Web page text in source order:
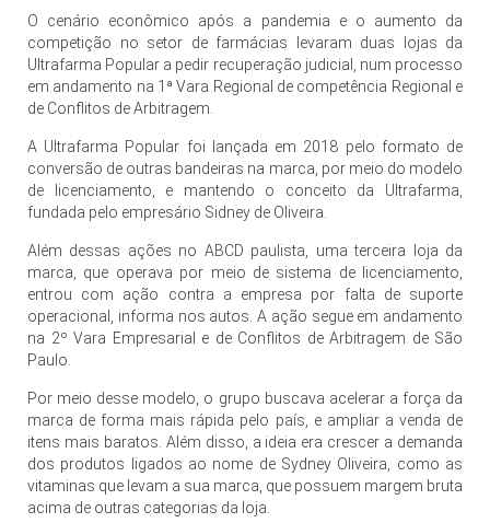
O cenário econômico após a pandemia e o aumento da
competição no setor de farmácias levaram duas lojas da
Ultrafarma Popular a pedir recuperação judicial, num processo
em andamento na 1ª Vara Regional de competência Regional e
de Conflitos de Arbitragem.
A Ultrafarma Popular foi lançada em 2018 pelo formato de
conversão de outras bandeiras na marca, por meio do modelo
de licenciamento, e mantendo o conceito da Ultrafarma,
fundada pelo empresário Sidney de Oliveira.
Além dessas ações no ABCD paulista, uma terceira loja da
marca, que operava por meio de sistema de licenciamento,
entrou com ação contra a empresa por falta de suporte
operacional, informa nos autos. A ação segue em andamento
na 2º Vara Empresarial e de Conflitos de Arbitragem de São
Paulo.
Por meio desse modelo, o grupo buscava acelerar a força da
marca de forma mais rápida pelo país, e ampliar a venda de
itens mais baratos. Além disso, a ideia era crescer a demanda
dos produtos ligados ao nome de Sydney Oliveira, como as
vitaminas que levam a sua marca, que possuem margem bruta
acima de outras categorias da loja.